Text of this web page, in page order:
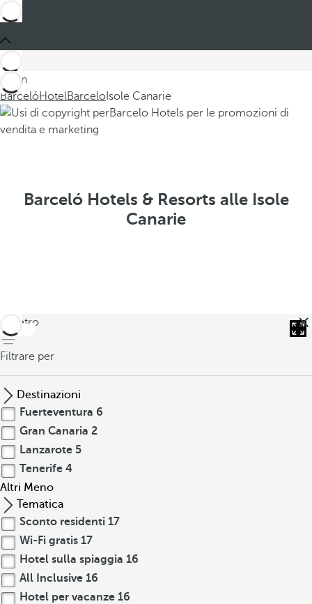
Sei in
BarcelóHotelBarcelo Isole Canarie
Barceló Hotels & Resorts alle Isole
Canarie
indietro
Filtrare per
Destinazioni
Fuerteventura 6
Gran Canaria 2
Lanzarote 5
Tenerife 4
Altri Meno
Tematica
Sconto residenti 17
Wi-Fi gratis 17
Hotel sulla spiaggia 16
All Inclusive 16
Hotel per vacanze 16